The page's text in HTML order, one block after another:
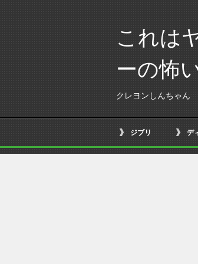
これは
ーの怖
クレヨンしんちゃん
ジブリ デ